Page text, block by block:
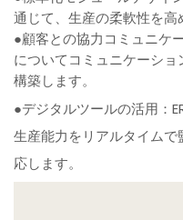
通じて、生産の柔軟性を高
●顧客との協力コミュニケ
についてコミュニケーシ
構築します。
●デジタルツールの活用：
生産能力をリアルタイム
応します。